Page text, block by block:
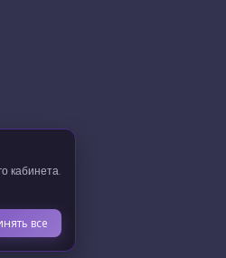
защищены.
кабинета.
все